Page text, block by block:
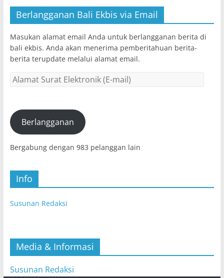
Berlangganan Bali Ekbis via Email
Masukan alamat email Anda untuk berlangganan berita di
bali ekbis. Anda akan menerima pemberitahuan berita-
berita terupdate melalui alamat email.
Alamat
(E-
mail)Berlangganan
Bergabung dengan 983 pelanggan lain
Info
Susunan Redaksi
Media & Informasi
Susunan Redaksi